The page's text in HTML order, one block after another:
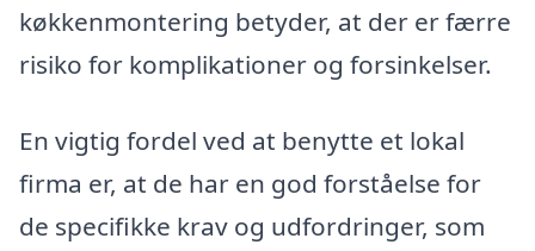
køkkenmontering betyder, at der er færre
risiko for komplikationer og forsinkelser.
En vigtig fordel ved at benytte et lokal
firma er, at de har en god forståelse for
de specifikke krav og udfordringer, som